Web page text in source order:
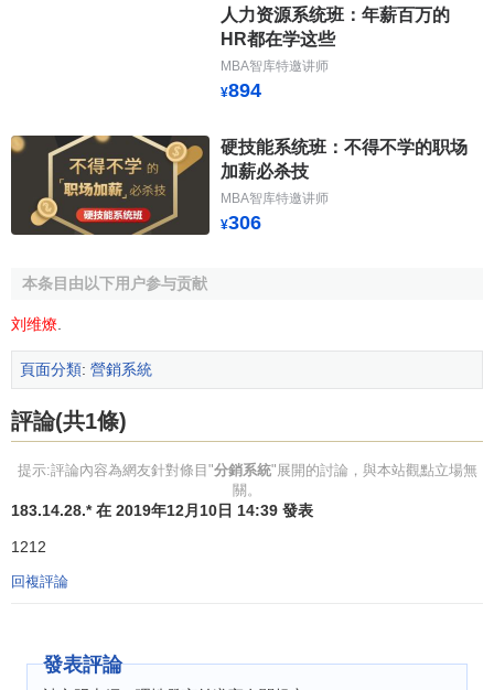
對於傳統企業來說，在互聯網
移動雲分銷平臺 舉例，綜合了分銷渠道的建立(即B2B)、網上
的建立(B2C)、 品牌營銷、渠道管控
能，輕鬆幫企業實現商業盈利的基礎之上也在互聯網上再次
實現品牌推廣。正是因為移動雲分銷幾乎覆蓋了電商領域的
移動雲分銷受到各大企業喜愛。眾多知名企業在電商領域紛
種分銷軟體的出現徹底的改變了傳統企業的
境。
分銷系統的市場覆蓋
市場覆蓋的三層目標：達到目標銷量；達到目標市場份
額；取得滿意的市場滲透率。有時由於種種原因企業不能同
三個目標確定
重要的核心目標
人力资源系统班：年薪百万的
HR都在学这些
MBA智库特邀讲师
¥894
硬技能系统班：不得不学的职场
加薪必杀技
MBA智库特邀讲师
¥306
本条目由以下用户参与贡献
刘维燎
頁面分類: 營銷系統
評論(共1條)
提示:評論內容為網友針對條目"分銷系統"展開的討論，與本站觀點立場無
關。
183.14.28.* 在 2019年12月10日 14:39 發表
1212
回複評論
發表評論